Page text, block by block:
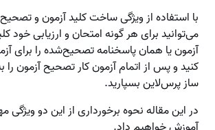
با استفاده از ویژگی ساخت کلید آزمون و
می‌توانید برای هر گونه امتحان و ارزیابی خود
آزمون یا همان پاسخنامه تصحیح‌‌شده را برای
کنید و پس از اتمام آزمون کار تصحیح آزمون را
ساز پرس‌لاین بسپارید.
در این مقاله نحوه برخورداری از این دو ویژگی